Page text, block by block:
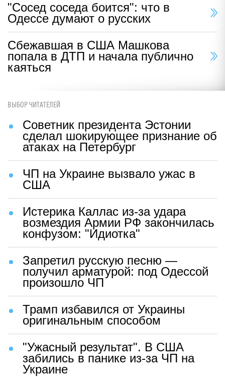
"Сосед соседа боится": что в
Одессе думают о русских
Сбежавшая в США Машкова
попала в ДТП и начала публично
каяться
ВЫБОР ЧИТАТЕЛЕЙ
Советник президента Эстонии
сделал шокирующее признание об
атаках на Петербург
ЧП на Украине вызвало ужас в
США
Истерика Каллас из-за удара
возмездия Армии РФ закончилась
конфузом: "Идиотка"
Запретил русскую песню —
получил арматурой: под Одессой
произошло ЧП
Трамп избавился от Украины
оригинальным способом
"Ужасный результат". В США
забились в панике из-за ЧП на
Украине